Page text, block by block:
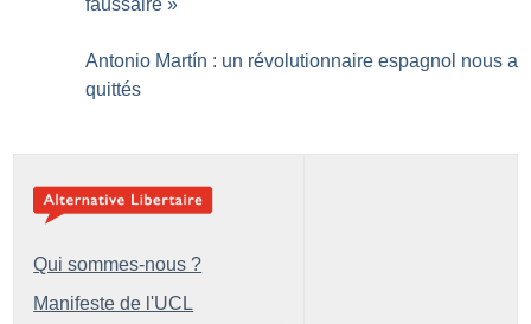
Antonio Martín : un révolutionnaire espagnol nous a
quittés
Qui sommes-nous ?
Manifeste de l'UCL